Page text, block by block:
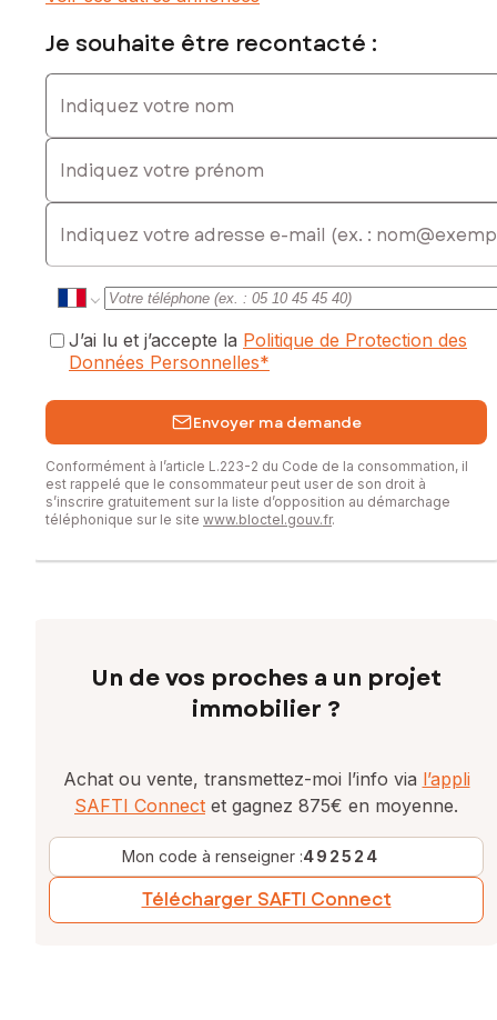
Prix de vente : 560 000 €
Contactez votre conseiller SAFTI : Muriel TERRIÉ, Tél. :
commercial immatriculé au RSAC de Chambéry sous le
numéro 514 112 424
Je souhaite être recontacté :
Indiquez votre nom
Indiquez votre prénom
E-mail
J’ai lu et j’accepte la Politique de Protection des
Données Personnelles*
Envoyer ma demande
Conformément à l’article L.223-2 du Code de la consommation, il
est rappelé que le consommateur peut user de son droit à
s’inscrire gratuitement sur la liste d’opposition au démarchage
téléphonique sur le site www.bloctel.gouv.fr.
Un de vos proches a un projet
immobilier ?
Achat ou vente, transmettez-moi l’info via l’appli
SAFTI Connect et gagnez 875€ en moyenne.
Mon code à renseigner :492524
Télécharger SAFTI Connect